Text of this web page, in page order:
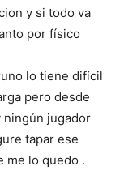
y si todo va
por físico
lo tiene difícil
pero desde
ningún jugador
tapar ese
me lo quedo .